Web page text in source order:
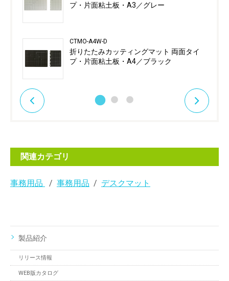
プ・片面粘土板・A3／グレー
CTMO-A4W-D
折りたたみカッティングマット 両面タイ
プ・片面粘土板・A4／ブラック
関連カテゴリ
事務用品 事務用品 デスクマット
製品紹介
リリース情報
WEB版カタログ